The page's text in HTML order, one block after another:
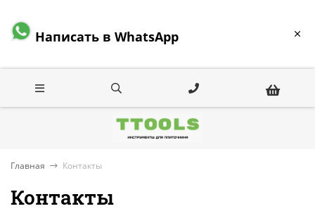
Написать в WhatsApp
Главная Контакты
Контакты